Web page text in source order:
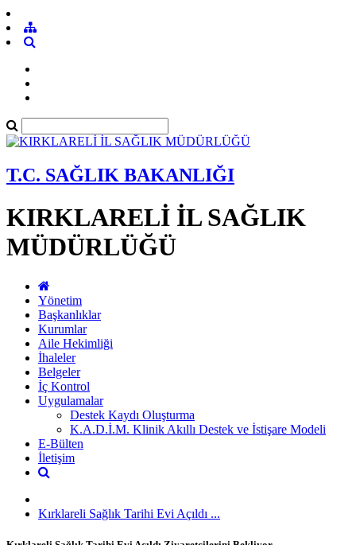
T.C. SAĞLIK BAKANLIĞI
KIRKLARELİ İL SAĞLIK
MÜDÜRLÜĞÜ
Yönetim
Başkanlıklar
Kurumlar
Aile Hekimliği
İhaleler
Belgeler
İç Kontrol
Uygulamalar
Destek Kaydı Oluşturma
K.A.D.İ.M. Klinik Akıllı Destek ve İstişare Modeli
E-Bülten
İletişim
Kırklareli Sağlık Tarihi Evi Açıldı ...